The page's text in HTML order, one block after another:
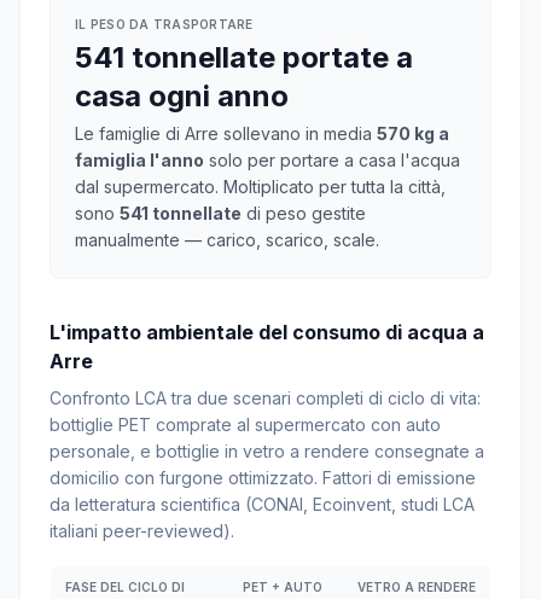
IL PESO DA TRASPORTARE
541 tonnellate portate a
casa ogni anno
Le famiglie di Arre sollevano in media 570 kg a
famiglia l'anno solo per portare a casa l'acqua
dal supermercato. Moltiplicato per tutta la città,
sono 541 tonnellate di peso gestite
manualmente — carico, scarico, scale.
L'impatto ambientale del consumo di acqua a
Arre
Confronto LCA tra due scenari completi di ciclo di vita:
bottiglie PET comprate al supermercato con auto
personale, e bottiglie in vetro a rendere consegnate a
domicilio con furgone ottimizzato. Fattori di emissione
da letteratura scientifica (CONAI, Ecoinvent, studi LCA
italiani peer-reviewed).
FASE DEL CICLO DI PET + AUTO VETRO A RENDERE